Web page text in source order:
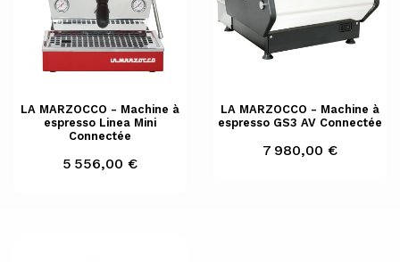
LA MARZOCCO - Machine à
espresso Linea Mini
Connectée
Prix
5 556,00 €
LA MARZOCCO - Machine à
espresso GS3 AV Connectée
Prix
7 980,00 €